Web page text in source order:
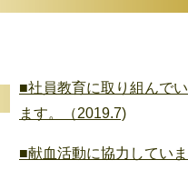
■社員教育に取り組んでい
ます。（2019.7)
■献血活動に協力していま